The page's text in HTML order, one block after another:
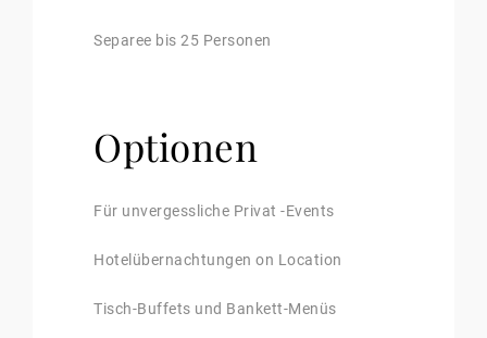
Separee bis 25 Personen
Optionen
Für unvergessliche Privat -Events
Hotelübernachtungen on Location
Tisch-Buffets und Bankett-Menüs